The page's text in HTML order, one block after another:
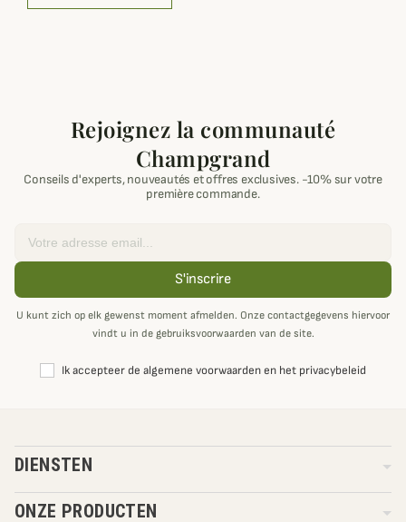
Rejoignez la communauté
Champgrand
Conseils d'experts, nouveautés et offres exclusives. -10% sur votre
première commande.
S'inscrire
U kunt zich op elk gewenst moment afmelden. Onze contactgegevens hiervoor
vindt u in de gebruiksvoorwaarden van de site.
Ik accepteer de algemene voorwaarden en het privacybeleid
DIENSTEN
ONZE PRODUCTEN